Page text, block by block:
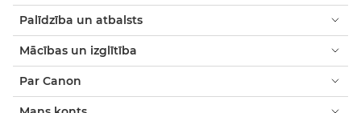
Palīdzība un atbalsts
Mācības un izglītība
Par Canon